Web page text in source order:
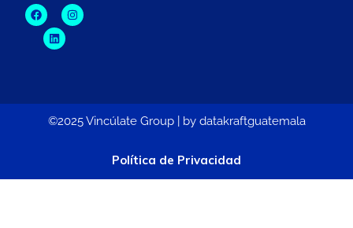
©2025 Vincúlate Group | by datakraftguatemala
Política de Privacidad